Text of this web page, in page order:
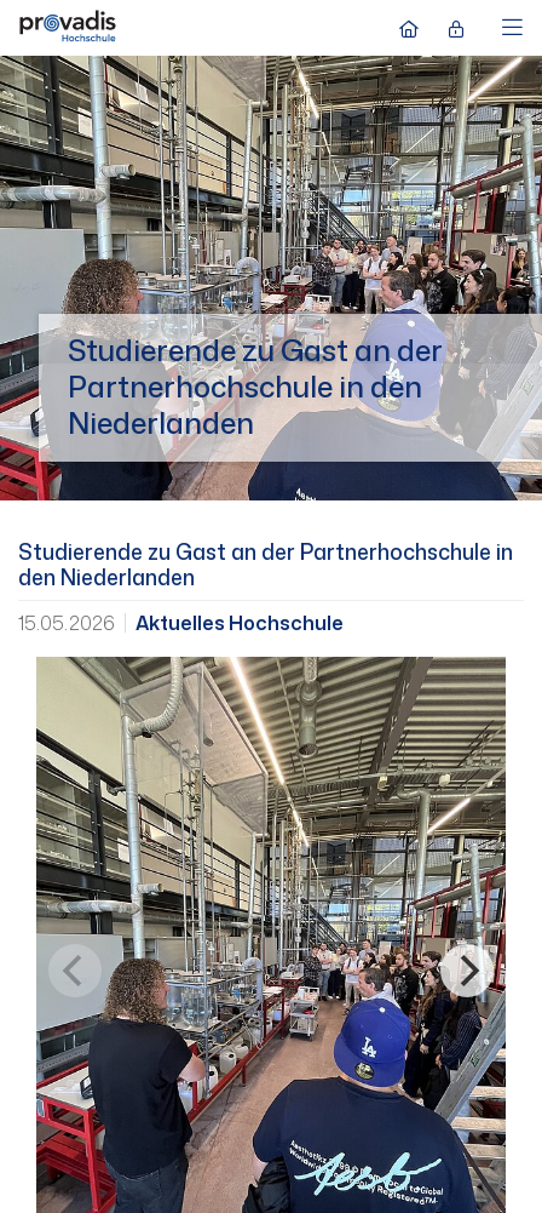
Studierende zu Gast an der
Partnerhochschule in den
Niederlanden
Studierende zu Gast an der Partnerhochschule in
den Niederlanden
15.05.2026 Aktuelles Hochschule